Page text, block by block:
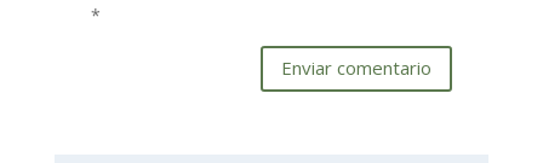
*
Enviar comentario